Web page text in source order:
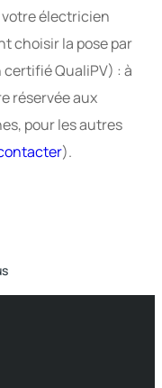
électricien
choisir la pose par
QualiPV) : à
réservée aux
pour les autres
).